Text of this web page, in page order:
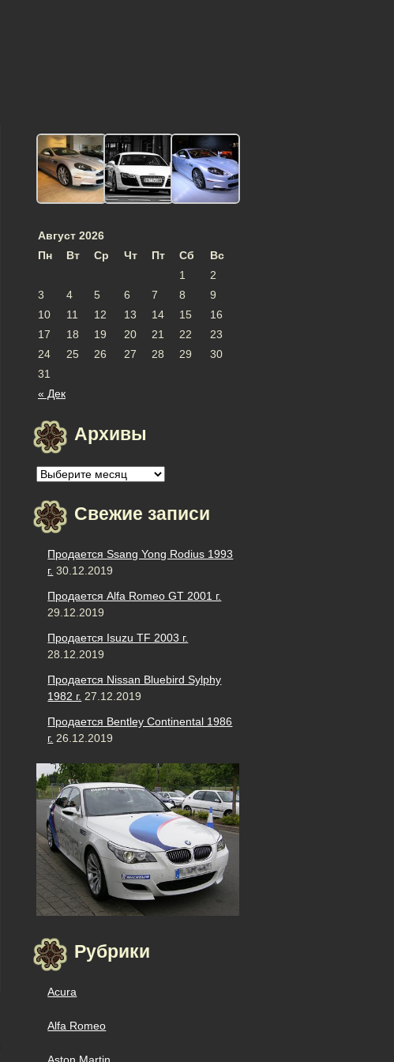
Август 2026
Пн
Вт Ср Чт Пт Сб Вс
« Дек
1
2
3
4 5 6 7 8
9
10
11 12 13 14 15
16
17
18 19 20 21 22
23
24
25 26 27 28 29
30
31
Архивы
Архивы
Свежие записи
Продается Ssang Yong Rodius 1993
г. 30.12.2019
Продается Alfa Romeo GT 2001 г.
29.12.2019
Продается Isuzu TF 2003 г.
28.12.2019
Продается Nissan Bluebird Sylphy
1982 г. 27.12.2019
Продается Bentley Continental 1986
г. 26.12.2019
Рубрики
Acura
Alfa Romeo
Aston Martin